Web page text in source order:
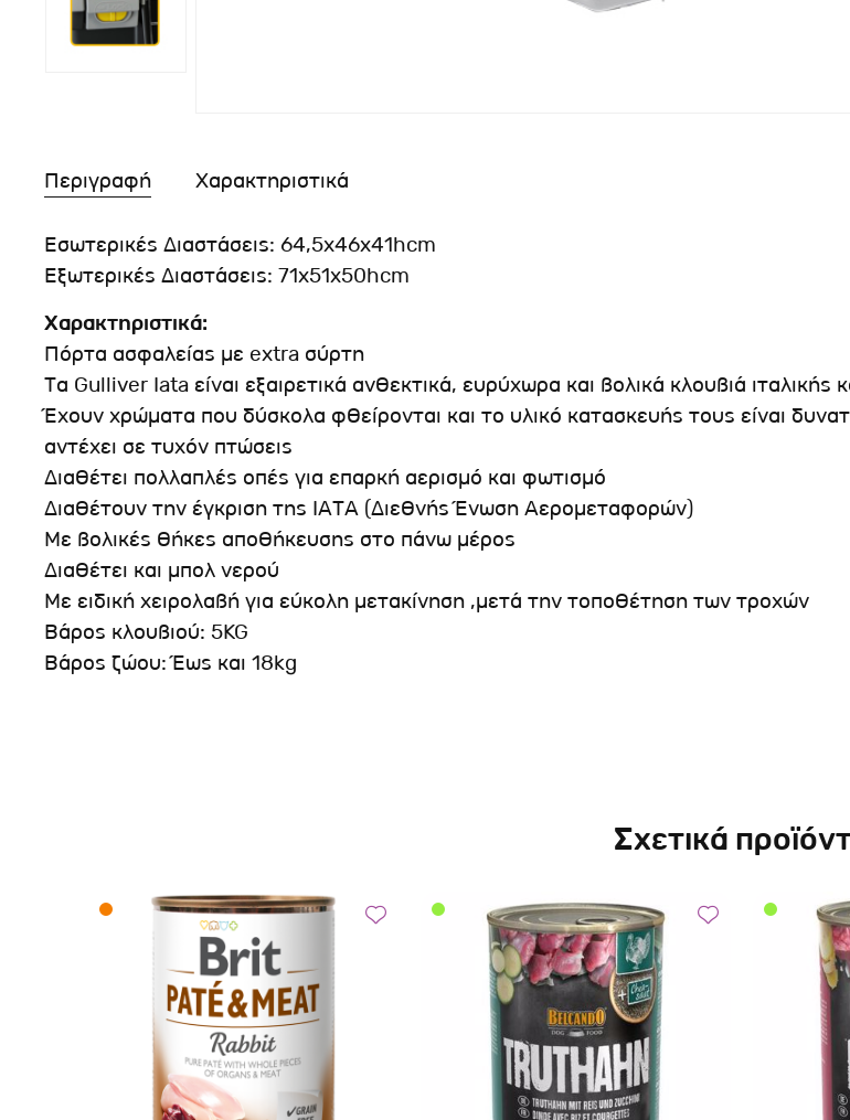
Περιγραφή Χαρακτηριστικά
Εσωτερικές Διαστάσεις: 64,5x46x41hcm
Εξωτερικές Διαστάσεις: 71x51x50hcm
Χαρακτηριστικά:
Πόρτα ασφαλείας με extra σύρτη
Τα Gulliver Iata είναι εξαιρετικά ανθεκτικά, ευρύχωρα και βολικά κλουβιά ιταλικής
Έχουν χρώματα που δύσκολα φθείρονται και το υλικό κατασκευής τους είναι
αντέχει σε τυχόν πτώσεις
Διαθέτει πολλαπλές οπές για επαρκή αερισμό και φωτισμό
Διαθέτουν την έγκριση της ΙΑΤΑ (Διεθνής Ένωση Αερομεταφορών)
Με βολικές θήκες αποθήκευσης στο πάνω μέρος
Διαθέτει και μπολ νερού
Με ειδική χειρολαβή για εύκολη μετακίνηση ,μετά την τοποθέτηση των τροχών
Βάρος κλουβιού: 5KG
Βάρος ζώου: Έως και 18kg
Σχετικά